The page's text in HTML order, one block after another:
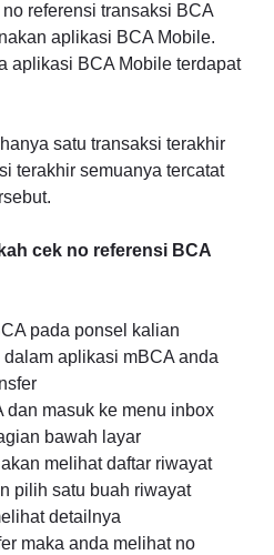
referensi transaksi BCA
aplikasi BCA Mobile.
aplikasi BCA Mobile terdapat
satu transaksi terakhir
terakhir semuanya tercatat
cek no referensi BCA
pada ponsel kalian
aplikasi mBCA anda
dan masuk ke menu inbox
bawah layar
melihat daftar riwayat
pilih satu buah riwayat
detailnya
maka anda melihat no